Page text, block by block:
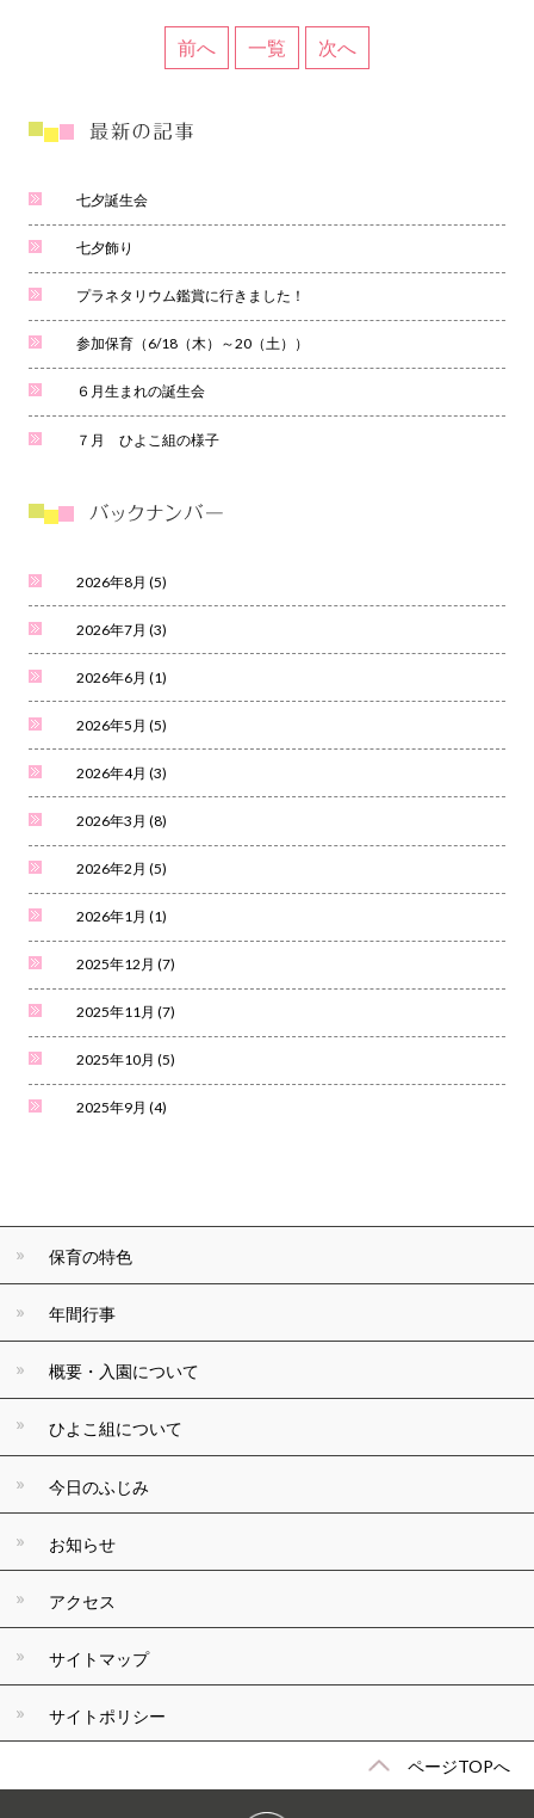
前へ 一覧 次へ
七夕誕生会
七夕飾り
プラネタリウム鑑賞に行きました！
参加保育（6/18（木）～20（土））
６月生まれの誕生会
７月 ひよこ組の様子
2026年8月 (5)
2026年7月 (3)
2026年6月 (1)
2026年5月 (5)
2026年4月 (3)
2026年3月 (8)
2026年2月 (5)
2026年1月 (1)
2025年12月 (7)
2025年11月 (7)
2025年10月 (5)
2025年9月 (4)
保育の特色
年間行事
概要・入園について
ひよこ組について
今日のふじみ
お知らせ
アクセス
サイトマップ
サイトポリシー
ページTOPへ